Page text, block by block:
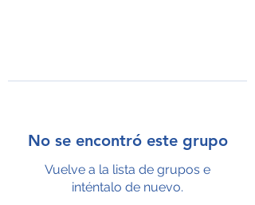
No se encontró este grupo
Vuelve a la lista de grupos e
inténtalo de nuevo.